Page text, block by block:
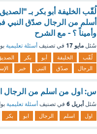
لُقّب الخليفة أبو بكر بـ
أسلم من الرجال صدّق النبي
وأميناً ؟ - مع الشرح
سُئل مايو 17 في تصنيف أسئلة تعليمية
لُقّب الخليفة أبو بكر
الرجال
صدّق النبي خبر
س: اول من اسلم من الرجال
سُئل أبريل 6 في تصنيف أسئلة تعليمية
اول اسلم الرجال ابو بكر